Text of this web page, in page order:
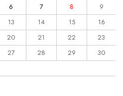
6 7 8
9
13 14 15
16
20 21 22
23
27 28 29
30